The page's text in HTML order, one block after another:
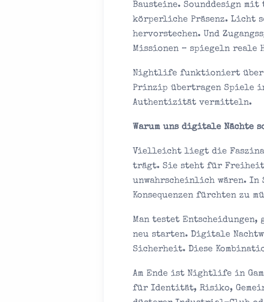
Bausteine. Sounddesign mit
körperliche Präsenz. Licht
hervorstechen. Und
Missionen – spiegeln reale
Nightlife funktioniert über
Prinzip übertragen Spiele
Authentizität vermitteln.
Warum uns digitale Nächte
Vielleicht liegt die
trägt. Sie steht für Freiheit,
unwahrscheinlich wären. In
Konsequenzen fürchten zu
Man testet
neu starten. Digitale
Sicherheit. Diese
Am Ende ist Nightlife in
für Identität, Risiko,